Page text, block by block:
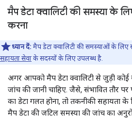
मैप डेटा क्वालिटी की समस्या के
करना
ध्यान दें: मैप डेटा क्वालिटी की समस्याओं के लिए
सहायता सेवाके सदस्यों के लिए उपलब्ध है.
अगर आपको मैप डेटा क्वालिटी से जुड़ी
जांच की जानी चाहिए. जैसे, संभावित तौर पर
का डेटा गलत होना, तो तकनीकी
मैप डेटा की जटिल समस्या की जांच का